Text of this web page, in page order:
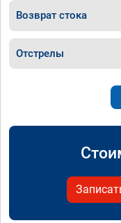
Возврат стока
Отстрелы